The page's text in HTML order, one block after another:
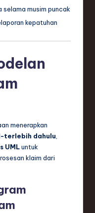
selama musim puncak
kepatuhan
menerapkan
terlebih dahulu
UMLuntuk
klaim dari